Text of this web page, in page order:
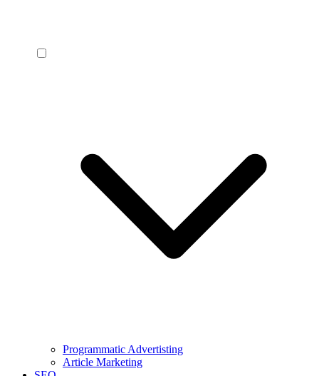
Programmatic Advertisting
Article Marketing